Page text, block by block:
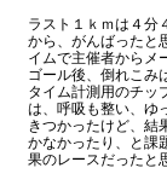
ラスト１ｋｍは４分
から、がんばったと
イムで主催者からメ
ゴール後、倒れこみ
タイム計測用のチッ
は、呼吸も整い、ゆ
きつかったけど、結
かなかったり、と課
果のレースだったと